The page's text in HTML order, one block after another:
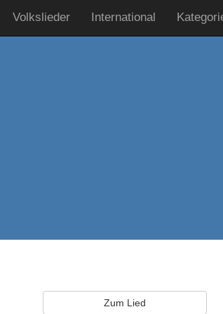
Volkslieder International
Zum Lied